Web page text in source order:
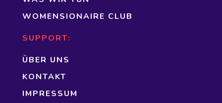
WOMENSIONAIRE CLUB
SUPPORT:
ÜBER UNS
KONTAKT
IMPRESSUM